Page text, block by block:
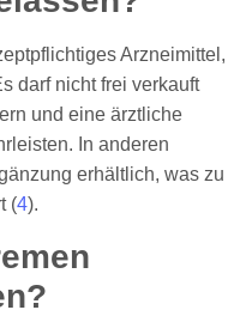
Arzneimittel,
darf nicht frei verkauft
und eine ärztliche
In anderen
erhältlich, was zu
(4).